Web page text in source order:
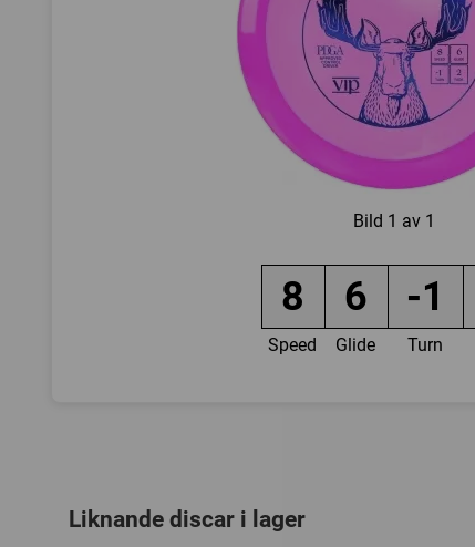
Bild 1 av 1
8 6 -1
Speed Glide Turn
Liknande discar i lager